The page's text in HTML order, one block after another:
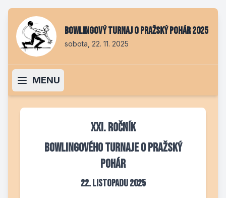
Bowlingový turnaj O pražský pohár 2025
sobota, 22. 11. 2025
MENU
XXI. ročník
Bowlingového turnaje O pražský
pohár
22. listopadu 2025